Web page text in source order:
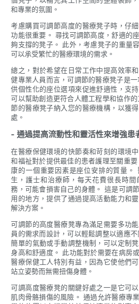
和專業的氛圍。
考慮購買可調節高度的醫療凳子時，仔
功能很重要。 尋找可調節高度，舒適的
夠支撐的凳子。 此外，考慮凳子的重量
可以承受繁忙的醫療環境的需求。
總之，對於希望在日常工作中提高效率
健專業人員而言，可調節的醫療凳子是
供個性化的座位選項來促進舒適性，支
可以幫助創造更符合人體工程學和協作
節的醫療凳子納入您的醫療機構，以獲
處。
- 通過提高流動性和靈活性來增強患
在醫療保健環境的快節奏和苛刻的環境
和福祉對於提供最佳的患者護理至關重
康的一個重要因素是座位安排的質量。
生，護士和治療師，每天花費很長時
務，可能會損害自己的身體。 這是可調
用的地方，提供了通過提高活動能力和
解決方案。
可調節的高度醫療凳專為滿足需要多功
員的需求而設計，可以輕鬆調整以適應
簡單的氣動或手動調整機制，可以定制
身高和舒適度。 此功能對於需要在病房
醫療保健工人特別有益，因為它使他們
站立姿勢而無需扭傷身體。
可調高度醫療凳的關鍵好處之一是它可
肌肉骨骼損傷的風險。 通過允許醫療專